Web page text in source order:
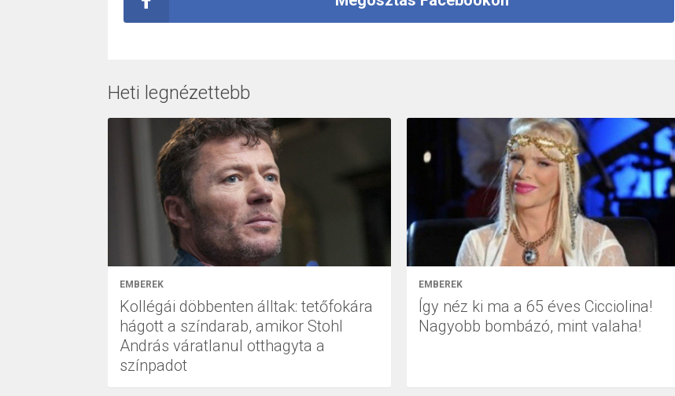
Heti legnézettebb
EMBEREK
Kollégái döbbenten álltak: tetőfokára
hágott a színdarab, amikor Stohl
András váratlanul otthagyta a
színpadot
EMBEREK
Így néz ki ma a 65 éves Cicciolina!
Nagyobb bombázó, mint valaha!